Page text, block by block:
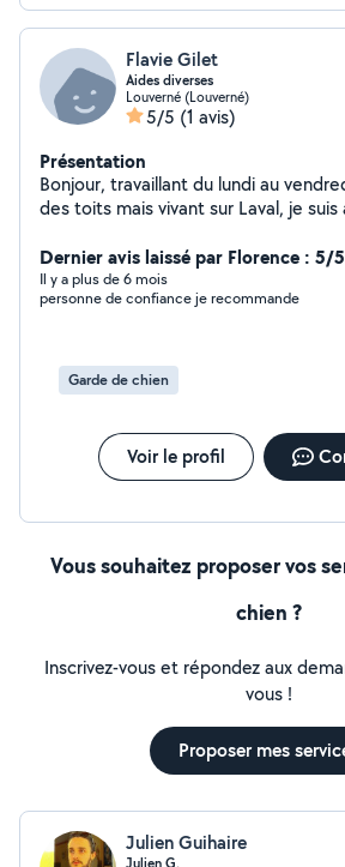
Flavie Gilet
Aides diverses
Louverné (Louverné)
5/5 (1 avis)
Présentation
Bonjour, travaillant du lundi au
des toits mais vivant sur Laval, je suis
week-ends pour les services suivants : - Gardes
d'enfants - dog sitting (en fonction des besoins de votre
chien je peux également l'emmener
Dernier avis laissé par Florence : 5/5
Il y a plus de 6 mois
personne de confiance je recommande
Garde de chien
Voir le profil
Vous souhaitez proposer vos
chien ?
Inscrivez-vous et répondez aux
vous !
Proposer mes
Julien Guihaire